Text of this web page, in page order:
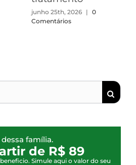
junho 25th, 2026 | 0
Comentários
família.
de R$ 89
Simule aqui o valor do seu